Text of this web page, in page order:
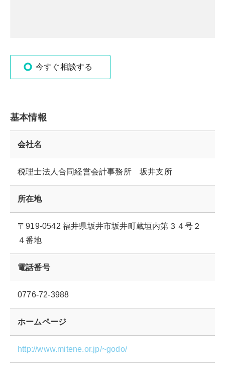
今すぐ相談する
基本情報
会社名
税理士法人合同経営会計事務所 坂井支所
所在地
〒919-0542 福井県坂井市坂井町蔵垣内第３４号２
４番地
電話番号
0776-72-3988
ホームページ
http://www.mitene.or.jp/~godo/